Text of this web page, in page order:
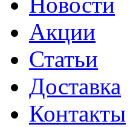
Акции
Статьи
Доставка
Контакты